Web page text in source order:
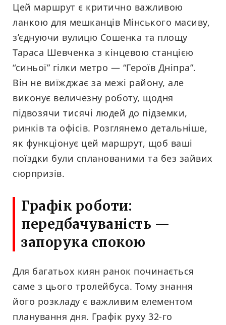
Цей маршрут є критично важливою
ланкою для мешканців Мінського масиву,
з’єднуючи вулицю Сошенка та площу
Тараса Шевченка з кінцевою станцією
“синьої” гілки метро — “Героїв Дніпра”.
Він не виїжджає за межі району, але
виконує величезну роботу, щодня
підвозячи тисячі людей до підземки,
ринків та офісів. Розглянемо детальніше,
як функціонує цей маршрут, щоб ваші
поїздки були спланованими та без зайвих
сюрпризів.
Графік роботи:
передбачуваність —
запорука спокою
Для багатьох киян ранок починається
саме з цього тролейбуса. Тому знання
його розкладу є важливим елементом
планування дня. Графік руху 32-го